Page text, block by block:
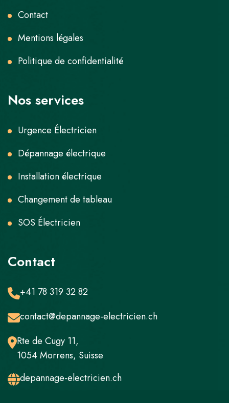
Contact
Mentions légales
Politique de confidentialité
Nos services
Urgence Électricien
Dépannage électrique
Installation électrique
Changement de tableau
SOS Électricien
Contact
+41 78 319 32 82
contact@depannage-electricien.ch
Rte de Cugy 11,
1054 Morrens, Suisse
depannage-electricien.ch